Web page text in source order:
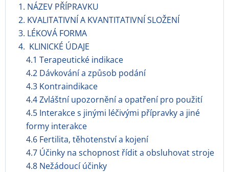
1. NÁZEV PŘÍPRAVKU
2. KVALITATIVNÍ A KVANTITATIVNÍ SLOŽENÍ
3. LÉKOVÁ FORMA
4. KLINICKÉ ÚDAJE
4.1 Terapeutické indikace
4.2 Dávkování a způsob podání
4.3 Kontraindikace
4.4 Zvláštní upozornění a opatření pro použití
4.5 Interakce s jinými léčivými přípravky a jiné
formy interakce
4.6 Fertilita, těhotenství a kojení
4.7 Účinky na schopnost řídit a obsluhovat stroje
4.8 Nežádoucí účinky